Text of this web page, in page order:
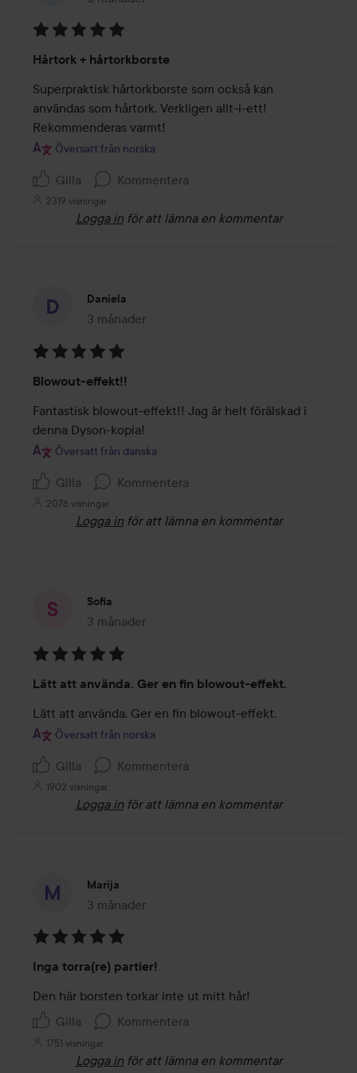
5
av
5
Hårtork + hårtorkborste
Superpraktisk hårtorkborste som också kan
användas som hårtork. Verkligen allt-i-ett!
Rekommenderas varmt!
Översatt från norska
Gilla Kommentera
2319 visningar
Logga in för att lämna en kommentar
Daniela
3 månader
Inlägget skapades 3 månader
5
av
5
Blowout-effekt!!
Fantastisk blowout-effekt!! Jag är helt förälskad i
denna Dyson-kopia!
Översatt från danska
Gilla Kommentera
2076 visningar
Logga in för att lämna en kommentar
Sofia
3 månader
Inlägget skapades 3 månader
5
av
5
Lätt att använda. Ger en fin blowout-effekt.
Lätt att använda. Ger en fin blowout-effekt.
Översatt från norska
Gilla Kommentera
1902 visningar
Logga in för att lämna en kommentar
Marija
3 månader
Inlägget skapades 3 månader
5
av
5
Inga torra(re) partier!
Den här borsten torkar inte ut mitt hår!
Gilla
Kommentera
1751 visningar
Logga in för att lämna en kommentar